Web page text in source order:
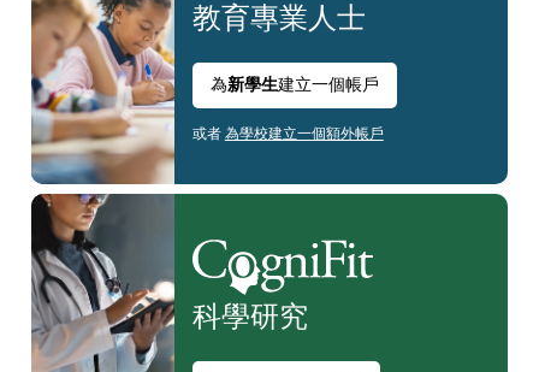
教育專業人士
為新學生建立一個帳戶
或者 為學校建立一個額外帳戶
科學研究